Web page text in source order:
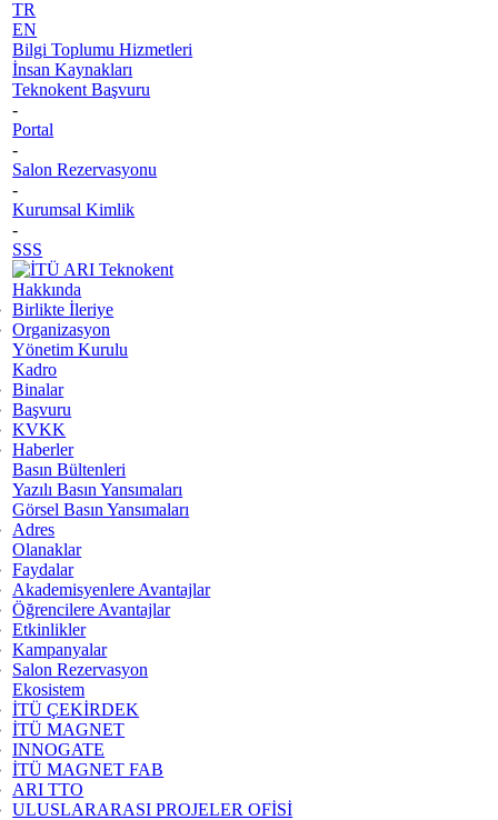
TR
EN
Bilgi Toplumu Hizmetleri
İnsan Kaynakları
Teknokent Başvuru
-
Portal
-
Salon Rezervasyonu
-
Kurumsal Kimlik
-
SSS
Hakkında
Birlikte İleriye
Organizasyon
Yönetim Kurulu
Kadro
Binalar
Başvuru
KVKK
Haberler
Basın Bültenleri
Yazılı Basın Yansımaları
Görsel Basın Yansımaları
Adres
Olanaklar
Faydalar
Akademisyenlere Avantajlar
Öğrencilere Avantajlar
Etkinlikler
Kampanyalar
Salon Rezervasyon
Ekosistem
İTÜ ÇEKİRDEK
İTÜ MAGNET
INNOGATE
İTÜ MAGNET FAB
ARI TTO
ULUSLARARASI PROJELER OFİSİ